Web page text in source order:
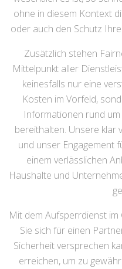
ohne in diesem Kontext
oder auch den Schutz
Zusätzlich stehen
Mittelpunkt aller
keinesfalls nur eine
Kosten im Vorfeld,
Informationen rund
bereithalten. Unsere klar
und unser Engagement
einem verlässlichen
Haushalte und
Mit dem Aufsperrdienst
Sie sich für einen
Sicherheit versprechen
erreichen, um zu